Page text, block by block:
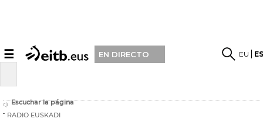
☰ EN DIRECTO EU
Escuchar la página
RADIO EUSKADI